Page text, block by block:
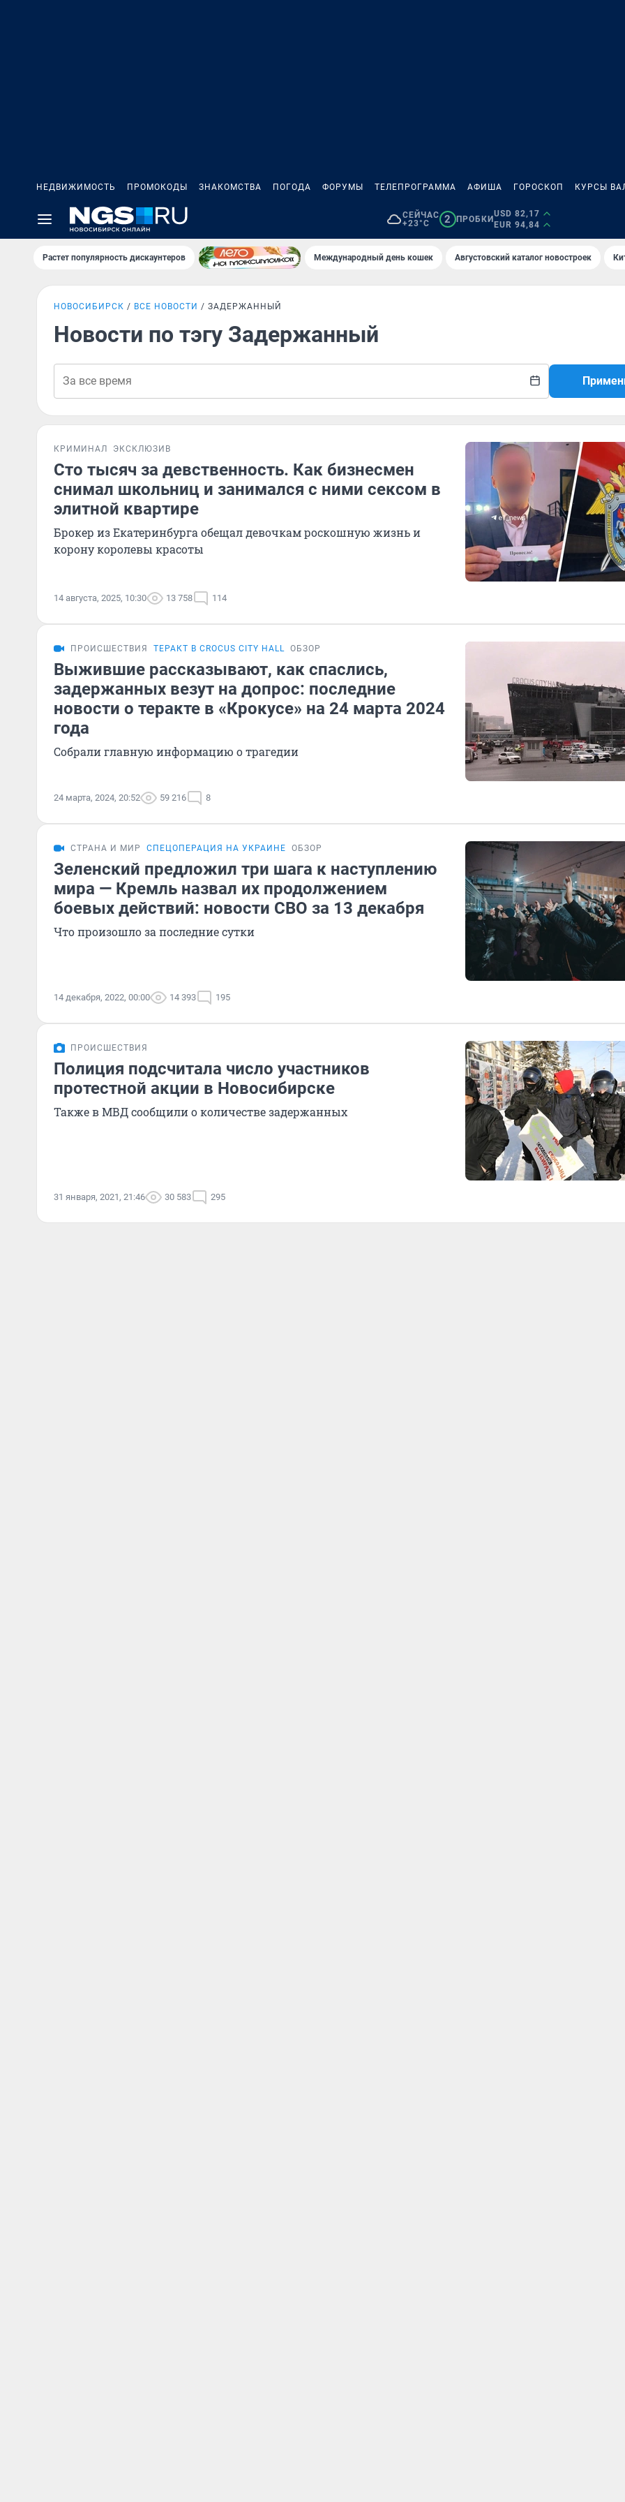
НЕДВИЖИМОСТЬ ПРОМОКОДЫ ЗНАКОМСТВА ПОГОДА ФОРУМЫ ТЕЛЕПРОГРАММА АФИША ГОРОСКОП КУРСЫ
СЕЙЧАС
+23°C
2 ПРОБКИ
USD 82,17
EUR 94,84
Растет популярность дискаунтеров Международный день кошек Августовский каталог новостроек
НОВОСИБИРСК ВСЕ НОВОСТИ ЗАДЕРЖАННЫЙ
Новости по тэгу Задержанный
КРИМИНАЛ ЭКСКЛЮЗИВ
Сто тысяч за девственность. Как бизнесмен
снимал школьниц и занимался с ними сексом в
элитной квартире
Брокер из Екатеринбурга обещал девочкам роскошную жизнь и
корону королевы красоты
14 августа, 2025, 10:30 13 758 114
ПРОИСШЕСТВИЯ ТЕРАКТ В CROCUS CITY HALL ОБЗОР
Выжившие рассказывают, как спаслись,
задержанных везут на допрос: последние
новости о теракте в «Крокусе» на 24 марта 2024
года
Собрали главную информацию о трагедии
24 марта, 2024, 20:52 59 216 8
СТРАНА И МИР СПЕЦОПЕРАЦИЯ НА УКРАИНЕ ОБЗОР
Зеленский предложил три шага к наступлению
мира — Кремль назвал их продолжением
боевых действий: новости СВО за 13 декабря
Что произошло за последние сутки
14 декабря, 2022, 00:00 14 393 195
ПРОИСШЕСТВИЯ
Полиция подсчитала число участников
протестной акции в Новосибирске
Также в МВД сообщили о количестве задержанных
31 января, 2021, 21:46 30 583 295